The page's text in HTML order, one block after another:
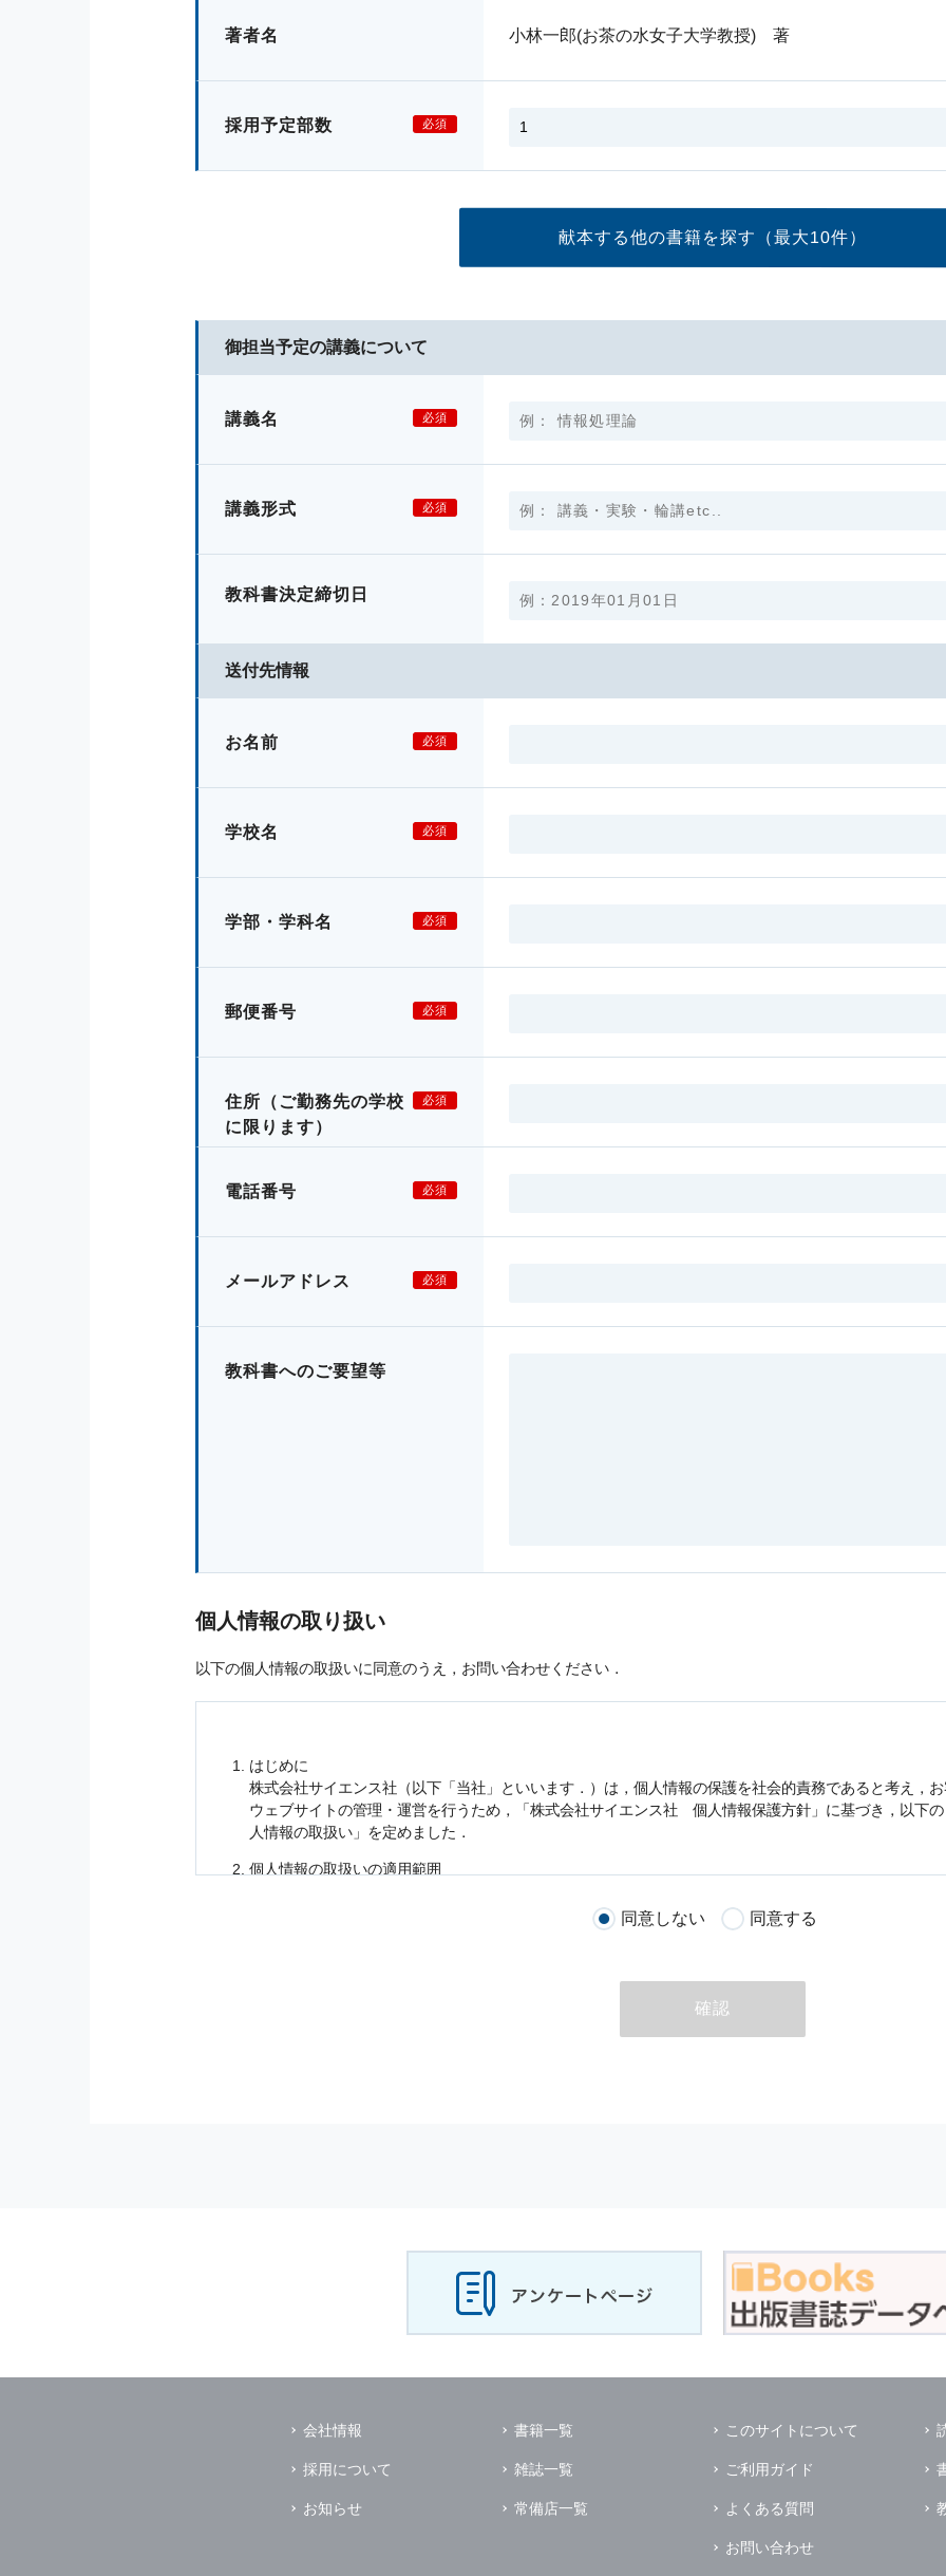
著者名 小林一郎(お茶の水女子大学教授) 著
採用予定部数 必須
献本する他の書籍を探す （最大10件）
御担当予定の講義について
講義名 必須
講義形式 必須
教科書決定締切日
送付先情報
お名前 必須
学校名 必須
学部・学科名 必須
郵便番号 必須
住所 （ご勤務先の学校
に限ります）
必須
電話番号 必須
メールアドレス 必須
教科書へのご要望等
個人情報の取り扱い
以下の個人情報の取扱いに同意のうえ，お問い合わせください．
はじめに
株式会社サイエンス社（以下「当社」といいます．）は，個人情報の保護を社会的責務であると考え，
ウェブサイトの管理・運営を行うため，「株式会社サイエンス社 個人情報保護方針」に基づき，以下
人情報の取扱い」を定めました．
個人情報の取扱いの適用範囲
個人情報 個人情報
の他に，以下の各号に定める目的のために利用することがあります．
本サービスの提供または以下に定める目的以外に，当社はお客様の個人情報利用することはありません．
の正確性及び安全性を確保する為，個人情報へのアクセス管理，持ち出し手段の制限，
破壊，改ざんなどに対しては，合理的な安全対策を講じるとともに，万一，漏洩等個人情報に関する事
を含む適切な対策を速やかに講じます．
の預託について
その場合は，業務委託先の適切な管理及び監督を行います．
個人情報の第三者への開示
当社は，個人情報 を本人の許可無く他の事業者や個人などの第三者に提供および公開することはありま
ただし，以下に該当する場合はその限りではありません．
（1） 情報提供について本人の同意がある場合
を開示する場合．ただし，この場合に開示
同意しない 同意する
確認
会社情報
採用について
お知らせ
書籍一覧
雑誌一覧
常備店一覧
このサイトについて
ご利用ガイド
よくある質問
お問い合わせ